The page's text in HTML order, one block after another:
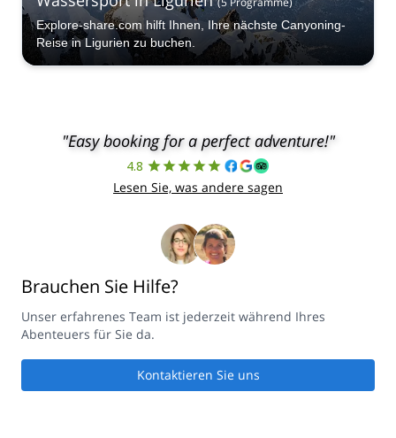
Explore-share.com hilft Ihnen, Ihre nächste Canyoning-
Reise in Ligurien zu buchen.
"Easy booking for a perfect adventure!"
4.8
Lesen Sie, was andere sagen
Brauchen Sie Hilfe?
Unser erfahrenes Team ist jederzeit während Ihres
Abenteuers für Sie da.
Kontaktieren Sie uns